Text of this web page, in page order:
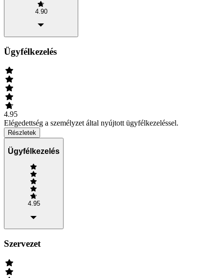
4.90
Ügyfélkezelés
4.95
Elégedettség a személyzet által nyújtott ügyfélkezeléssel.
Részletek
Ügyfélkezelés
4.95
Szervezet